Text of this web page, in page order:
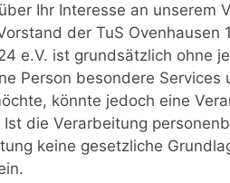
Ihr Interesse an unserem
der TuS
e.V. ist grundsätzlich ohne
Person besondere
könnte jedoch eine
die Verarbeitung
keine gesetzliche